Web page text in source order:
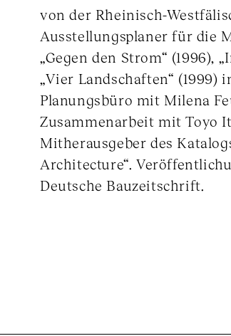
von der Rheinisch-
Ausstellungsplaner für die
„Gegen den Strom“ (1996),
„Vier Landschaften“ (1999)
Planungsbüro mit Milena
Zusammenarbeit mit Toyo
Mitherausgeber des
Architecture“.
Deutsche Bauzeitschrift.